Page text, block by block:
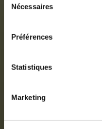
Nécessaires
Préférences
Statistiques
Marketing